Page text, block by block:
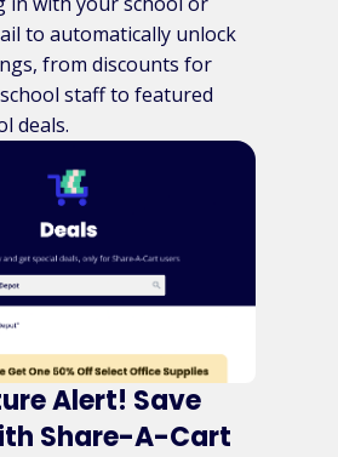
to automatically unlock
from discounts for
staff to featured
deals.
Alert! Save
Share-A-Cart